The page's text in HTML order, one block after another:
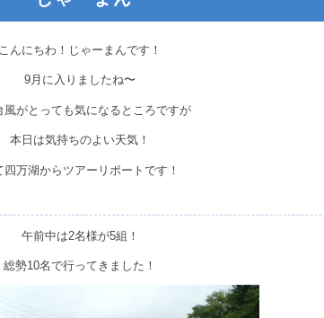
んにちわ！じゃーまんです！
9月に入りましたね〜
風がとっても気になるところですが
本日は気持ちのよい天気！
四万湖からツアーリポートです！
午前中は2名様が5組！
総勢10名で行ってきました！